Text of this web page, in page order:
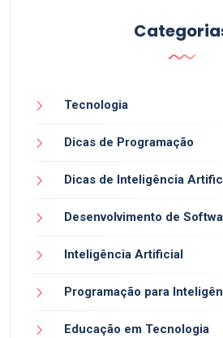
Tecnologia
Dicas de Programação
Dicas de Inteligência
Desenvolvimento de
Inteligência Artificial
Programação para
Educação em Tecnologia